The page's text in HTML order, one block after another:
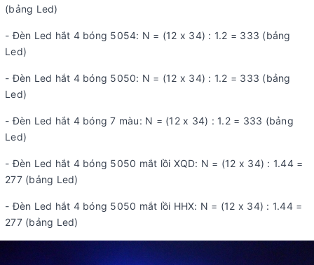
(bảng Led)
- Đèn Led hắt 4 bóng 5054: N = (12 x 34) : 1.2 = 333 (bảng
Led)
- Đèn Led hắt 4 bóng 5050: N = (12 x 34) : 1.2 = 333 (bảng
Led)
- Đèn Led hắt 4 bóng 7 màu: N = (12 x 34) : 1.2 = 333 (bảng
Led)
- Đèn Led hắt 4 bóng 5050 mắt lồi XQD: N = (12 x 34) : 1.44 =
277 (bảng Led)
- Đèn Led hắt 4 bóng 5050 mắt lồi HHX: N = (12 x 34) : 1.44 =
277 (bảng Led)